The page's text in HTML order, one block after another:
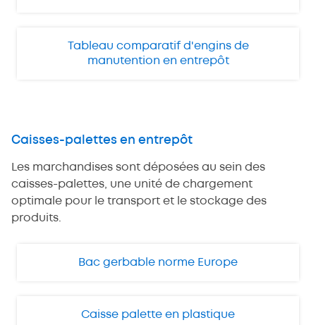
Tableau comparatif d'engins de
manutention en entrepôt
Caisses-palettes en entrepôt
Les marchandises sont déposées au sein des
caisses-palettes, une unité de chargement
optimale pour le transport et le stockage des
produits.
Bac gerbable norme Europe
Caisse palette en plastique